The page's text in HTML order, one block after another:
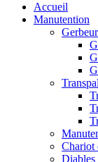
Accueil
Manutention
Chariot
Diables